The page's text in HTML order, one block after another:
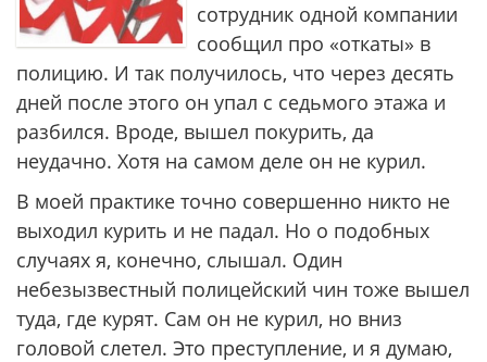
сотрудник одной компании
сообщил про «откаты» в
полицию. И так получилось, что через десять
дней после этого он упал с седьмого этажа и
разбился. Вроде, вышел покурить, да
неудачно. Хотя на самом деле он не курил.
В моей практике точно совершенно никто не
выходил курить и не падал. Но о подобных
случаях я, конечно, слышал. Один
небезызвестный полицейский чин тоже вышел
туда, где курят. Сам он не курил, но вниз
головой слетел. Это преступление, и я думаю,